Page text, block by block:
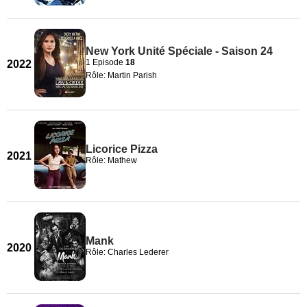
2022
New York Unité Spéciale - Saison 24
1 Episode 18
Rôle: Martin Parish
2021
Licorice Pizza
Rôle: Mathew
2020
Mank
Rôle: Charles Lederer